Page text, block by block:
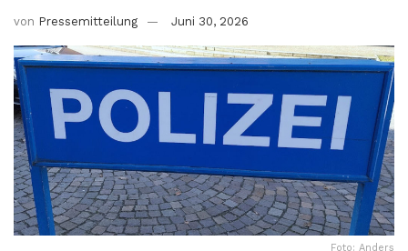
von Pressemitteilung Juni 30, 2026
Foto: Anders